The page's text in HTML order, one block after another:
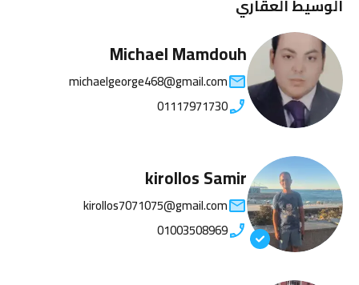
الوسيط العقاري
Michael Mamdouh
michaelgeorge468@gmail.com
01117971730
kirollos Samir
kirollos7071075@gmail.com
01003508969